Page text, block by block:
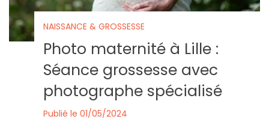
NAISSANCE & GROSSESSE
Photo maternité à Lille :
Séance grossesse avec
photographe spécialisé
Publié le 01/05/2024